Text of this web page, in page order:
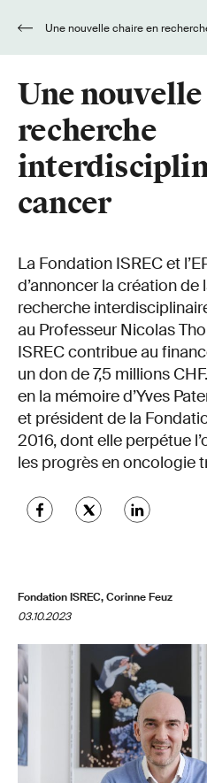
Une
recherche
cancer
La Fondation ISREC et
d’annoncer la création de
recherche
au Professeur Nicolas
ISREC contribue au
un don de 7,5 millions
en la mémoire d’Yves
et président de la
2016, dont elle perpétue
les progrès en oncologie
Fondation ISREC, Corinne Feuz
03.10.2023